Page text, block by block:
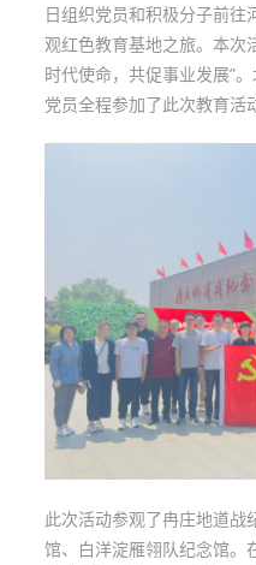
日组织党员和积极分子前
观红色教育基地之旅。本次
时代使命，共促事业发展”
党员全程参加了此次教育活
此次活动参观了冉庄地道战
馆、白洋淀雁翎队纪念馆。